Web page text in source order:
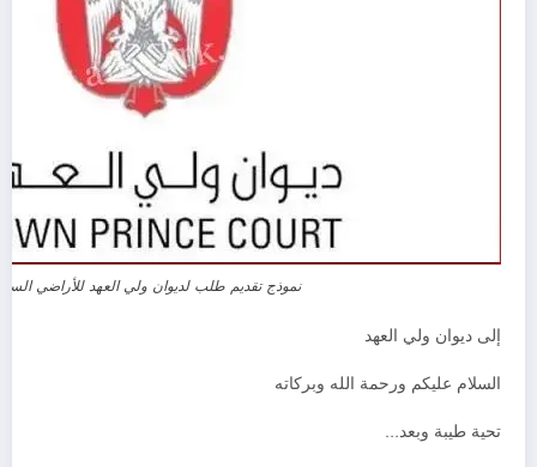
نموذج تقديم طلب لديوان ولي العهد للأراضي
إلى ديوان ولي العهد
السلام عليكم ورحمة الله وبركاته
تحية طيبة وبعد…